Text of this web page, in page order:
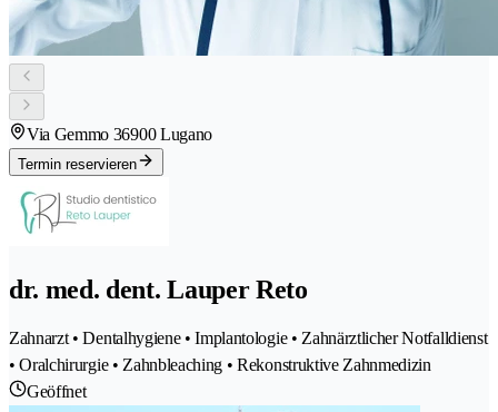
Via Gemmo 36900 Lugano
Termin reservieren
dr. med. dent. Lauper Reto
Zahnarzt • Dentalhygiene • Implantologie • Zahnärztlicher Notfalldienst
• Oralchirurgie • Zahnbleaching • Rekonstruktive Zahnmedizin
Geöffnet